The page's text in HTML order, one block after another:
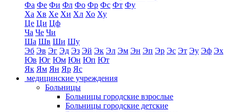
Фа Фе Фи Фл Фо Фр Фс Фт Фу
Ха Хв Хе Хи Хл Хо Ху
Це Ци Цф
Ча Че Чи
Ша Шв Ши Шу
Эб Эв Эг Эд Эз Эй Эк Эл Эм Эн Эп Эр Эс Эт Эу Эф Эх
Юв Юг Юм Юн Юп Ют
Як Ям Ян Яр Яс
медицинские учреждения
Больницы
Больницы городские взрослые
Больницы городские детские